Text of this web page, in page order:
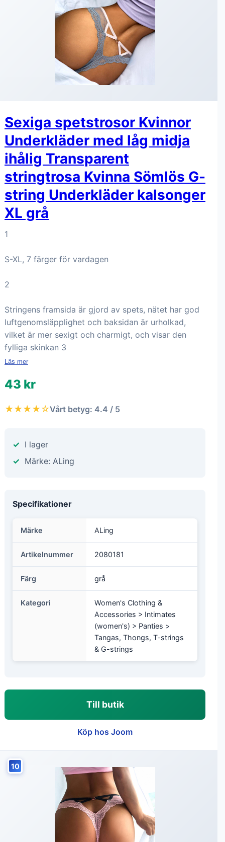
Sexiga spetstrosor Kvinnor
Underkläder med låg midja
ihålig Transparent
stringtrosa Kvinna Sömlös G-
string Underkläder kalsonger
XL grå
1
S-XL, 7 färger för vardagen
2
Stringens framsida är gjord av spets, nätet har god
luftgenomsläpplighet och baksidan är urholkad,
vilket är mer sexigt och charmigt, och visar den
fylliga skinkan 3
Läs mer
43 kr
★★★★☆Vårt betyg: 4.4 / 5
I lager
Märke: ALing
Specifikationer
Märke ALing
Artikelnummer 2080181
Färg grå
Kategori
Women's Clothing &
Accessories > Intimates
(women's) > Panties >
Tangas, Thongs, T-strings
& G-strings
Till butik
Köp hos Joom
10